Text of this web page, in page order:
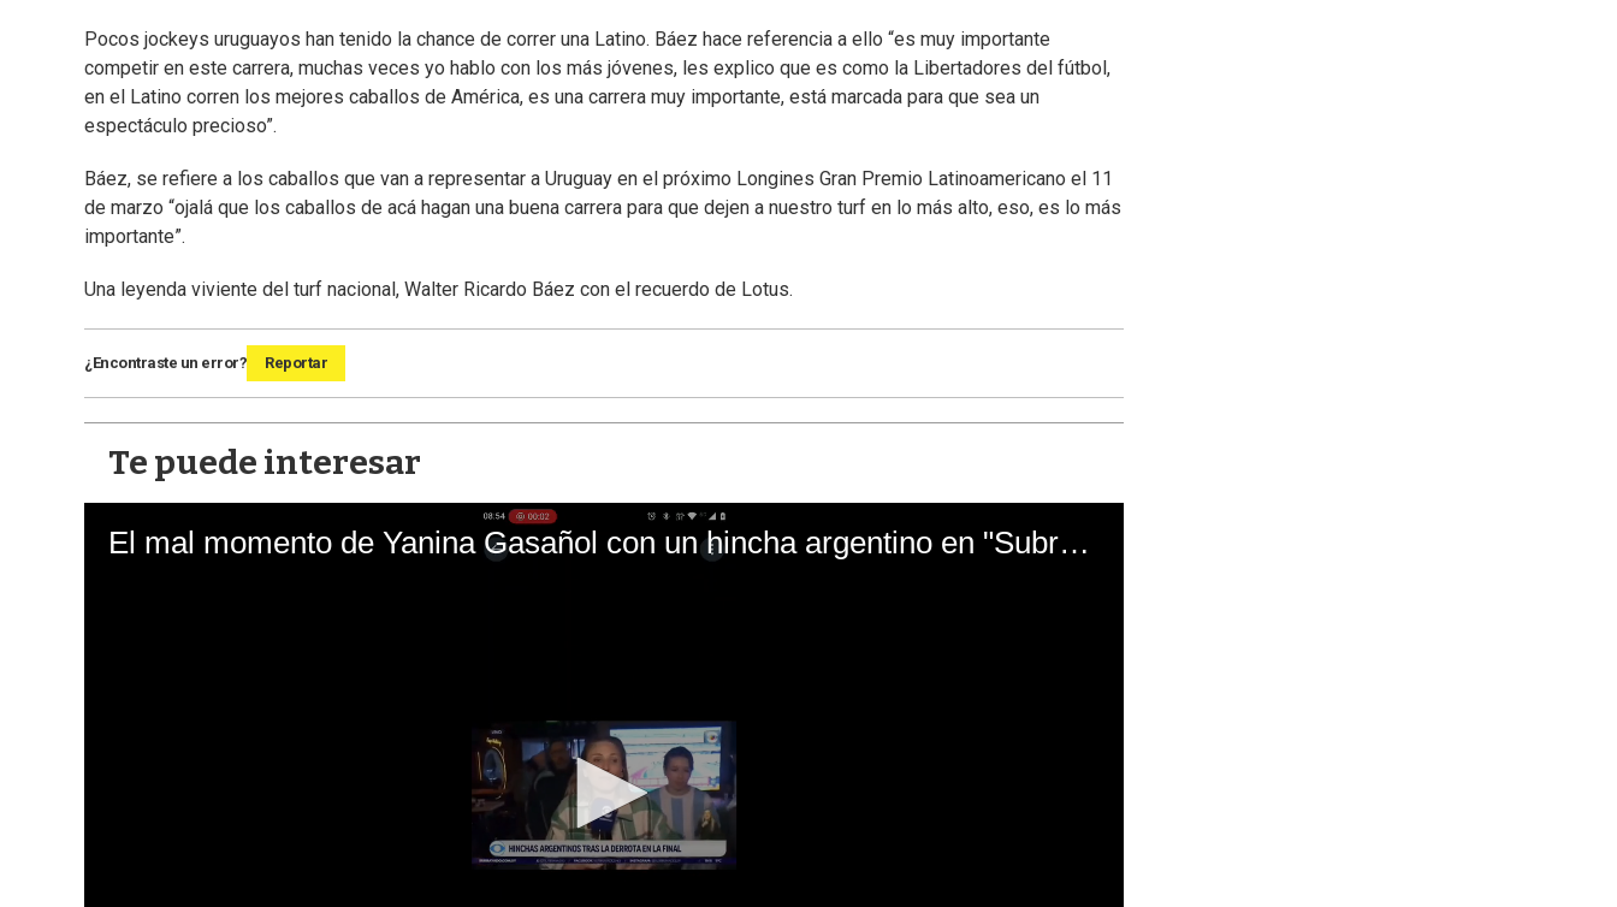
Pocos jockeys uruguayos han tenido la chance de correr una Latino. Báez hace referencia a ello “es muy importante
competir en este carrera, muchas veces yo hablo con los más jóvenes, les explico que es como la Libertadores del fútbol,
en el Latino corren los mejores caballos de América, es una carrera muy importante, está marcada para que sea un
espectáculo precioso”.
Báez, se refiere a los caballos que van a representar a Uruguay en el próximo Longines Gran Premio Latinoamericano el 11
de marzo “ojalá que los caballos de acá hagan una buena carrera para que dejen a nuestro turf en lo más alto, eso, es lo más
importante”.
Una leyenda viviente del turf nacional, Walter Ricardo Báez con el recuerdo de Lotus.
¿Encontraste un error? Reportar
Te puede interesar
El mal momento de Yanina Gasañol con un hincha argentino en "Subrayado"